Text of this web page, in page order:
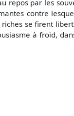
repos par les
contre
se firent
à froid,